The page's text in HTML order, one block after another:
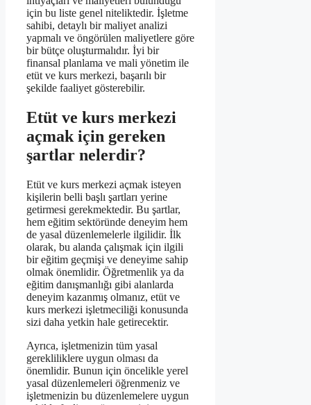
için bu liste genel niteliktedir. İşletme
sahibi, detaylı bir maliyet analizi
yapmalı ve öngörülen maliyetlere göre
bir bütçe oluşturmalıdır. İyi bir
finansal planlama ve mali yönetim ile
etüt ve kurs merkezi, başarılı bir
şekilde faaliyet gösterebilir.
Etüt ve kurs merkezi
açmak için gereken
şartlar nelerdir?
Etüt ve kurs merkezi açmak isteyen
kişilerin belli başlı şartları yerine
getirmesi gerekmektedir. Bu şartlar,
hem eğitim sektöründe deneyim hem
de yasal düzenlemelerle ilgilidir. İlk
olarak, bu alanda çalışmak için ilgili
bir eğitim geçmişi ve deneyime sahip
olmak önemlidir. Öğretmenlik ya da
eğitim danışmanlığı gibi alanlarda
deneyim kazanmış olmanız, etüt ve
kurs merkezi işletmeciliği konusunda
sizi daha yetkin hale getirecektir.
Ayrıca, işletmenizin tüm yasal
gerekliliklere uygun olması da
önemlidir. Bunun için öncelikle yerel
yasal düzenlemeleri öğrenmeniz ve
işletmenizin bu düzenlemelere uygun